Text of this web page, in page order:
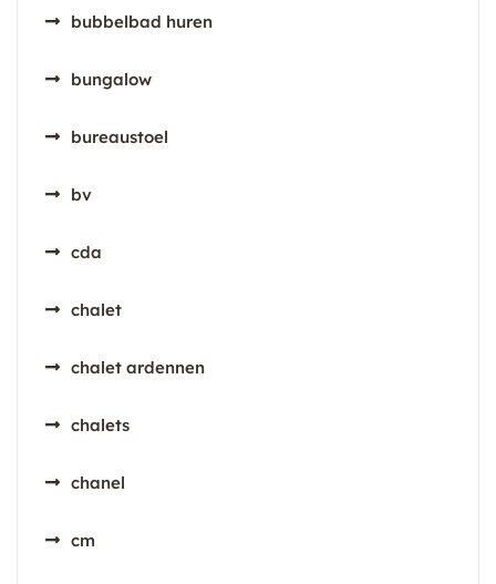
bubbelbad huren
bungalow
bureaustoel
bv
cda
chalet
chalet ardennen
chalets
chanel
cm